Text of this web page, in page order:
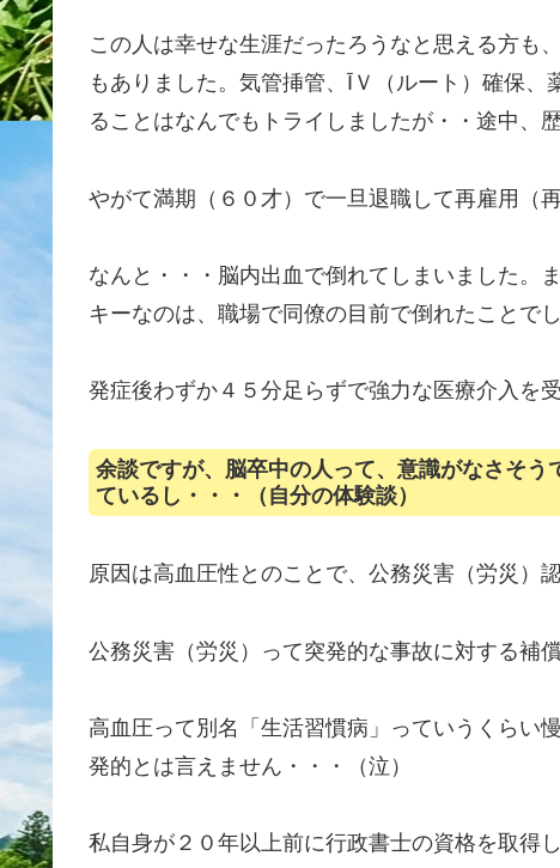
この人は幸せな生涯だったろうなと思える方も
もありました。気管挿管、ĪＶ（ルート）確保
ることはなんでもトライしましたが・・途中、
やがて満期（６０才）で一旦退職して再雇用（
なんと・・・脳内出血で倒れてしまいました。
キーなのは、職場で同僚の目前で倒れたことでし
発症後わずか４５分足らずで強力な医療介入を
余談ですが、脳卒中の人って、意識がなさそう
ているし・・・（自分の体験談）
原因は高血圧性とのことで、公務災害（労災）
公務災害（労災）って突発的な事故に対する補償
高血圧って別名「生活習慣病」っていうくらい
発的とは言えません・・・（泣）
私自身が２０年以上前に行政書士の資格を取得